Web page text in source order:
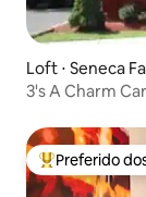
Loft ⋅ Seneca
3's A Charm
Entre os
Preferido